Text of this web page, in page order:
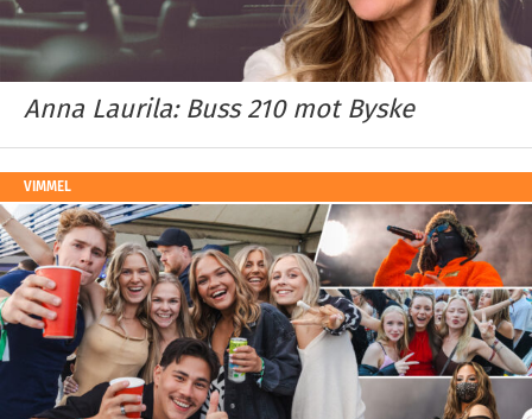
Anna Laurila: Buss 210 mot Byske
VIMMEL